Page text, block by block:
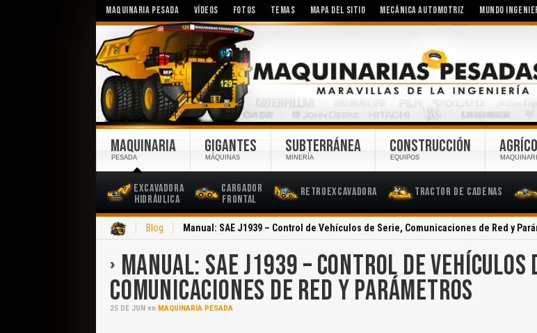
MAQUINARIA PESADA VÍDEOS FOTOS TEMAS MAPA DEL SITIO MECÁNICA AUTOMOTRIZ MUNDO
MAQUINARIA
PESADA
Excavadora
Hidráulica
Cargador
Frontal
Retroexcavadora Tractor de Cadenas
GIGANTES
MÁQUINAS
SUBTERRÁNEA
MINERÍA
CONSTRUCCIÓN
EQUIPOS
Blog Manual: SAE J1939 – Control de Vehículos de Serie, Comunicaciones de Red y
MANUAL: SAE J1939 – CONTROL DE VEHÍCULOS
COMUNICACIONES DE RED Y PARÁMETROS
25 DE JUN en MAQUINARIA PESADA